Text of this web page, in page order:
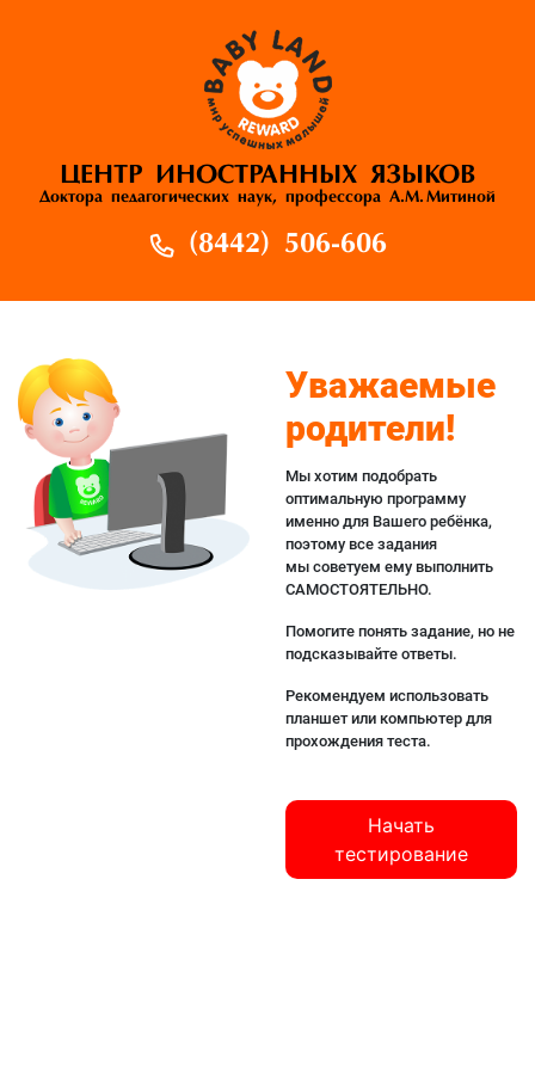
ЦЕНТР ИНОСТРАННЫХ ЯЗЫКОВ
Доктора педагогических наук, профессора А.М. Митиной
(8442) 506-606
Уважаемые
родители!
Мы хотим подобрать
оптимальную программу
именно для Вашего ребёнка,
поэтому все задания
мы советуем ему выполнить
САМОСТОЯТЕЛЬНО.
Помогите понять задание, но не
подсказывайте ответы.
Рекомендуем использовать
планшет или компьютер для
прохождения теста.
Начать
тестирование